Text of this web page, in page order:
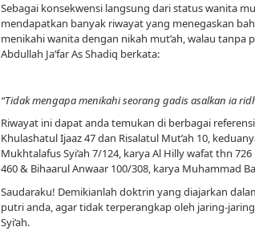
Sebagai konsekwensi langsung dari status wanita
mendapatkan banyak riwayat yang menegaskan
menikahi wanita dengan nikah mut’ah, walau
Abdullah Ja’far As Shadiq berkata:
“Tidak mengapa menikahi seorang gadis asalkan ia
Riwayat ini dapat anda temukan di berbagai
Khulashatul Ijaaz 47 dan Risalatul Mut’ah 10,
Mukhtalafus Syi’ah 7/124, karya Al Hilly wafat thn
460 & Bihaarul Anwaar 100/308, karya Muhammad
Saudaraku! Demikianlah doktrin yang diajarkan
putri anda, agar tidak terperangkap oleh jaring-
Syi’ah.